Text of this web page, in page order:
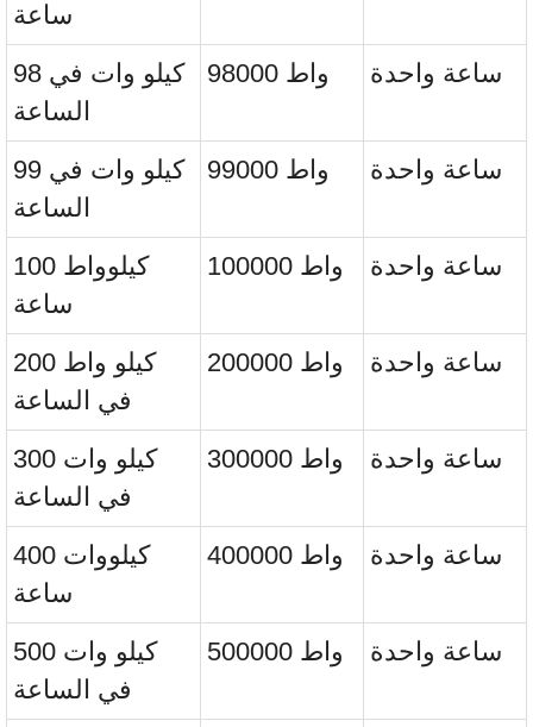
ساعة
98 كيلو وات في
الساعة
98000 واط ساعة واحدة
99 كيلو وات في
الساعة
99000 واط ساعة واحدة
100 كيلوواط
ساعة
100000 واط ساعة واحدة
200 كيلو واط
في الساعة
200000 واط ساعة واحدة
300 كيلو وات
في الساعة
300000 واط ساعة واحدة
400 كيلووات
ساعة
400000 واط ساعة واحدة
500 كيلو وات
في الساعة
500000 واط ساعة واحدة